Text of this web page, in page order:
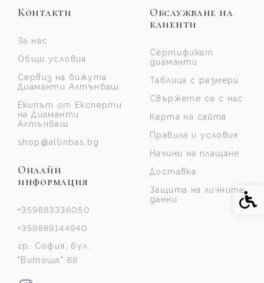
Контакти
За нас
Общи условия
Сервиз на бижута
Диаманти Алтънбаш
Екипът от Експерти
на Диаманти
Алтънбаш
shop@altinbas.bg
Онлайн
информация
+359883336050
+359889144940
гр. София, бул.
"Витоша" 68
Обслужване на
клиенти
Сертификат
диаманти
Таблица с размери
Свържете се с нас
Карта на сайта
Правила и условия
Начини на плащане
Доставка
Защита на личните
данни